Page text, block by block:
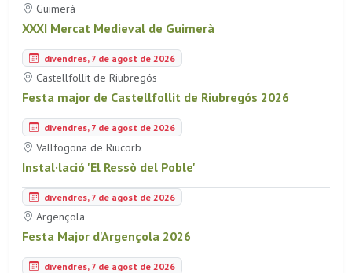
Guimerà
XXXI Mercat Medieval de Guimerà
divendres, 7 de agost de 2026
Castellfollit de Riubregós
Festa major de Castellfollit de Riubregós 2026
divendres, 7 de agost de 2026
Vallfogona de Riucorb
Instal·lació 'El Ressò del Poble'
divendres, 7 de agost de 2026
Argençola
Festa Major d'Argençola 2026
divendres, 7 de agost de 2026